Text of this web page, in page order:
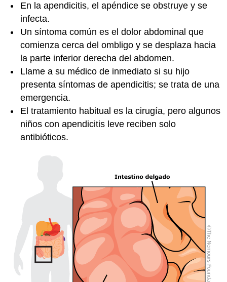
En la apendicitis, el apéndice se obstruye y se
infecta.
Un síntoma común es el dolor abdominal que
comienza cerca del ombligo y se desplaza hacia
la parte inferior derecha del abdomen.
Llame a su médico de inmediato si su hijo
presenta síntomas de apendicitis; se trata de una
emergencia.
El tratamiento habitual es la cirugía, pero algunos
niños con apendicitis leve reciben solo
antibióticos.